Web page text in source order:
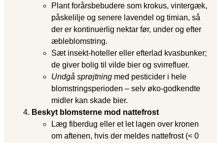
Plant forårsbebudere som krokus, vintergæk,
påskelilje og senere lavendel og timian, så
der er kontinuerlig nektar før, under og efter
æbleblomstring.
Sæt insekt-hoteller eller efterlad kvasbunker;
de giver bolig til vilde bier og svirrefluer.
Undgå sprøjtning med pesticider i hele
blomstringsperioden – selv øko-godkendte
midler kan skade bier.
Beskyt blomsterne mod nattefrost
Læg fiberdug eller et let lagen over kronen
om aftenen, hvis der meldes nattefrost (< 0